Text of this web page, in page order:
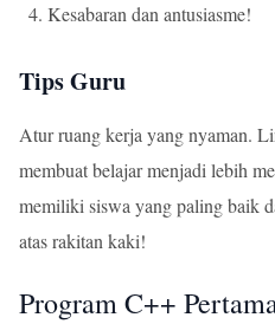
Kesabaran dan antusiasme!
Tips Guru
Atur ruang kerja yang nyaman.
membuat belajar menjadi lebih
memiliki siswa yang paling baik
atas rakitan kaki!
Program C++